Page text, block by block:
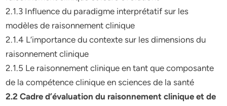
2.1.3 Influence du paradigme interprétatif sur les
modèles de raisonnement clinique
2.1.4 L’importance du contexte sur les dimensions du
raisonnement clinique
2.1.5 Le raisonnement clinique en tant que composante
de la compétence clinique en sciences de la santé
2.2 Cadre d’évaluation du raisonnement clinique et de